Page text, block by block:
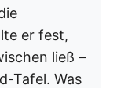
er fest,
ließ –
Tafel. Was